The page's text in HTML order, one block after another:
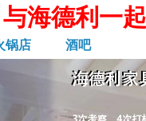
海德利一
锅店 酒吧